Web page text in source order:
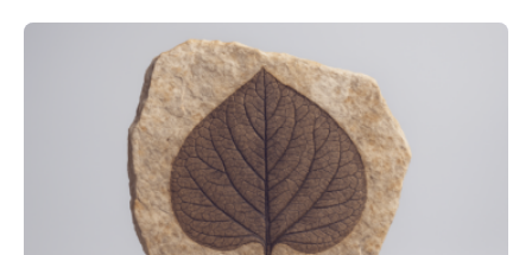
der Ruhr-Universität Bochum um Prof. Dr. Ralf Erdmann
und Dr. Ismaila Francis Yusuf hat nun einen bislang
unbekannten Qualitätskontrollmechanismus des
peroxisomalen Proteintransports in der Bäckerhefe
Saccharomyces cerevisiae entdeckt, der für die
Funktionsfähigkeit der Organellen entscheidend ist. Die
Studie wurde am 28. Oktober 2025 in der
Fachzeitschrift…